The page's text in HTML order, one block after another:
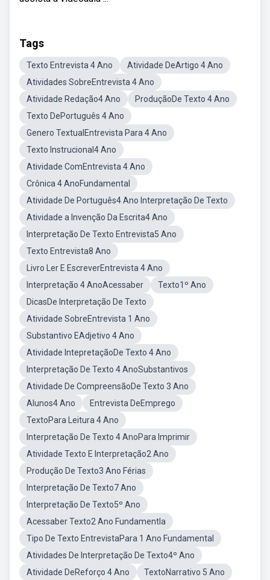
Tags
Texto Entrevista 4 Ano
Atividade DeArtigo 4 Ano
Atividades SobreEntrevista 4 Ano
Atividade Redação4 Ano
ProduçãoDe Texto 4 Ano
Texto DePortuguês 4 Ano
Genero TextualEntrevista Para 4 Ano
Texto Instrucional4 Ano
Atividade ComEntrevista 4 Ano
Crônica 4 AnoFundamental
Atividade De Português4 Ano Interpretação De Texto
Atividade a Invenção Da Escrita4 Ano
Interpretação De Texto Entrevista5 Ano
Texto Entrevista8 Ano
Livro Ler E EscreverEntrevista 4 Ano
Interpretação 4 AnoAcessaber
Texto1º Ano
DicasDe Interpretação De Texto
Atividade SobreEntrevista 1 Ano
Substantivo EAdjetivo 4 Ano
Atividade IntepretaçãoDe Texto 4 Ano
Interpretação De Texto 4 AnoSubstantivos
Atividade De CompreensãoDe Texto 3 Ano
Alunos4 Ano
Entrevista DeEmprego
TextoPara Leitura 4 Ano
Interpretação De Texto 4 AnoPara Imprimir
Atividade Texto E Interpretação2 Ano
Produção De Texto3 Ano Férias
Interpretação De Texto7 Ano
Interpretação De Texto5º Ano
Acessaber Texto2 Ano Fundamentla
Tipo De Texto EntrevistaPara 1 Ano Fundamental
Atividades De Interpretação De Texto4º Ano
Atividade DeReforço 4 Ano
TextoNarrativo 5 Ano